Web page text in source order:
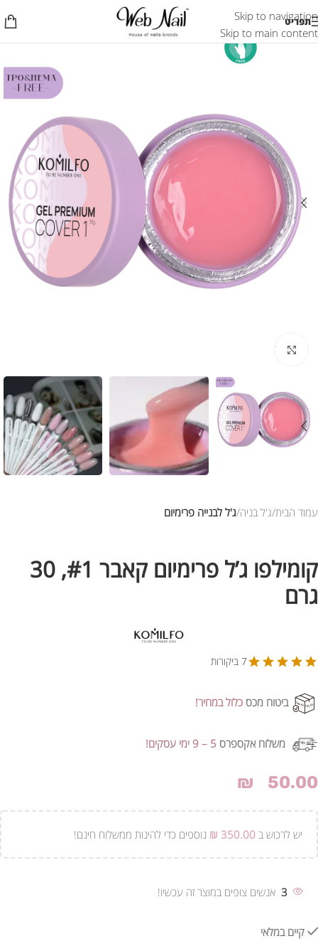
Skip to navigation
Skip to main content
תפריט
לחץ להגדלת התמונה
עמוד הבית ג'ל בניה ג'ל לבנייה פרימיום
קומילפו ג’ל פרימיום קאבר #1, 30
גרם
7 ביקורות
ביטוח מכס כלול במחיר!
משלוח אקספרס 5 – 9 ימי עסקים!
₪ 50.00
יש לרכוש ב ₪ 350.00 נוספים כדי להינות ממשלוח חינם!
3 אנשים צופים במוצר זה עכשיו!
קיים במלאי